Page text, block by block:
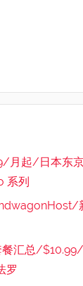
月起/日本东
系列
汇总/
罗